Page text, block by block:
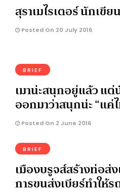
สุราเมไรเตอร์ นักเขีย
Posted On 20 July 2016
BRIEF
เมาน่ะสนุกอยู่แล้ว แ
ออกมาว่าสนุกน่ะ “แค่
Posted On 2 June 2016
BRIEF
เมืองบรูจส์สร้างท่อส่
การขนส่งเบียร์ทำให้